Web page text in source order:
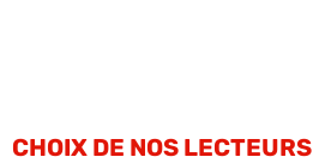
CHOIX DE NOS LECTEURS